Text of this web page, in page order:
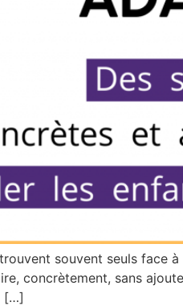
souvent seuls face
concrètement, sans
[…]